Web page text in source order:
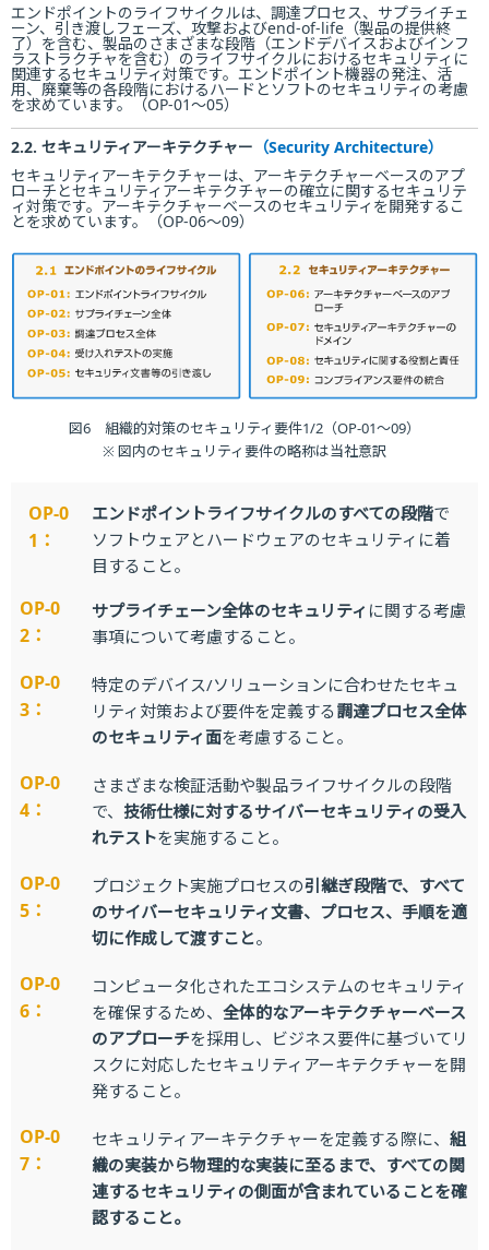
エンドポイントのライフサイクルは、調達プロセス、サプライチェ
ーン、引き渡しフェーズ、攻撃およびend-of-life（製品の提供終
了）を含む、製品のさまざまな段階（エンドデバイスおよびインフ
ラストラクチャを含む）のライフサイクルにおけるセキュリティに
関連するセキュリティ対策です。エンドポイント機器の発注、活
用、廃棄等の各段階におけるハードとソフトのセキュリティの考慮
を求めています。（OP-01～05）
2.2. セキュリティアーキテクチャー （Security Architecture）
セキュリティアーキテクチャーは、アーキテクチャーベースのアプ
ローチとセキュリティアーキテクチャーの確立に関するセキュリテ
ィ対策です。アーキテクチャーベースのセキュリティを開発するこ
とを求めています。（OP-06～09）
図6 組織的対策のセキュリティ要件1/2（OP-01〜09）
※ 図内のセキュリティ要件の略称は当社意訳
OP-0
1：
エンドポイントライフサイクルのすべての段階で
ソフトウェアとハードウェアのセキュリティに着
目すること。
OP-0
2：
サプライチェーン全体のセキュリティ に関する考慮
事項について考慮すること。
OP-0
3：
特定のデバイス/ソリューションに合わせたセキュ
リティ対策および要件を定義する 調達プロセス全体
のセキュリティ面を考慮すること。
OP-0
4：
さまざまな検証活動や製品ライフサイクルの段階
で、 技術仕様に対するサイバーセキュリティの受入
れテストを実施すること。
OP-0
5：
プロジェクト実施プロセスの引継ぎ段階で、すべて
のサイバーセキュリティ文書、プロセス、手順を適
切に作成して渡すこと。
OP-0
6：
コンピュータ化されたエコシステムのセキュリティ
を確保するため、 全体的なアーキテクチャーベース
のアプローチを採用し、ビジネス要件に基づいてリ
スクに対応したセキュリティアーキテクチャーを開
発すること。
OP-0
7：
セキュリティアーキテクチャーを定義する際に、 組
織の実装から物理的な実装に至るまで、すべての関
連するセキュリティの側面が含まれていることを確
認すること。